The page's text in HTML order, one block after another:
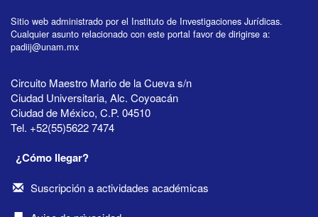
Sitio web administrado por el Instituto de Investigaciones Jurídicas.
Cualquier asunto relacionado con este portal favor de dirigirse a:
padiij@unam.mx
Circuito Maestro Mario de la Cueva s/n
Ciudad Universitaria, Alc. Coyoacán
Ciudad de México, C.P. 04510
Tel. +52(55)5622 7474
¿Cómo llegar?
Suscripción a actividades académicas